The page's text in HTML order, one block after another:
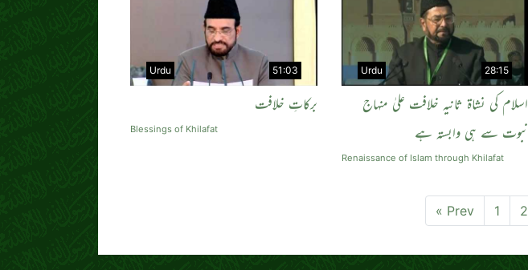
51:03
Urdu
برکاتِ خلافت
Blessings of Khilafat
28:15
Urdu
اسلام کی نشاة ثانیہ خلافت علیٰ منہاج
نبوت سے ہی وابستہ ہے
Renaissance of Islam through Khilafat
« Prev 1 2